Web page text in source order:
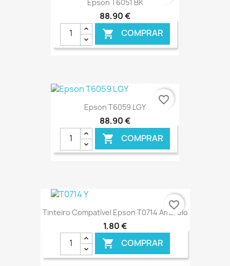
Epson T6051 BK
88,90 €
 COMPRAR
€ ONLINE
Epson T6059 LGY
88,90 €
 COMPRAR
€ ONLINE
favorite_border
Tinteiro Compatível Epson T0714 Amarelo
1,80 €
 COMPRAR
favorite_border